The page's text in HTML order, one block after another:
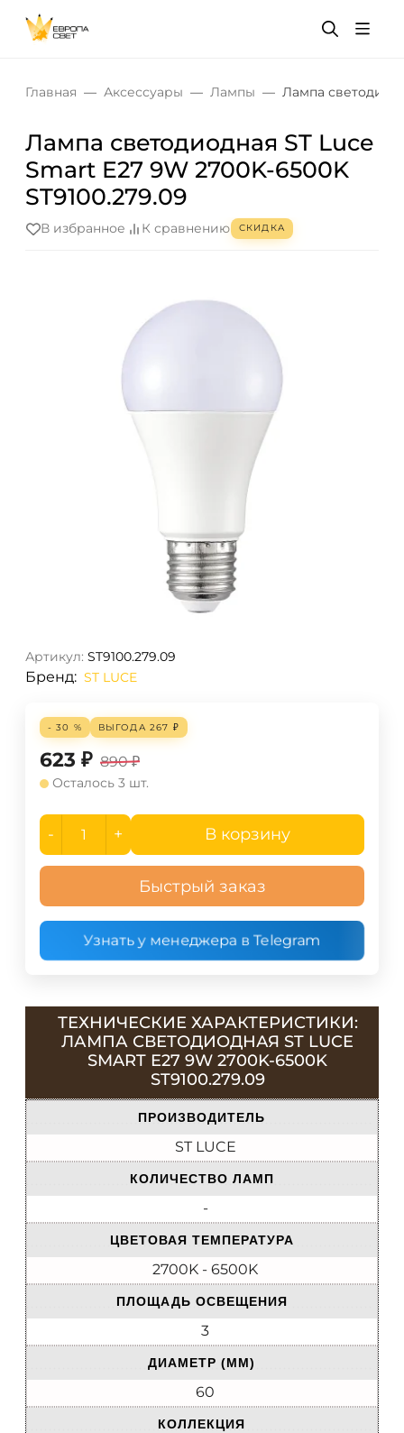
Главная Аксессуары Лампы Лампа
Лампа светодиодная ST Luce
Smart E27 9W 2700K-6500K
ST9100.279.09
В избранное К сравнению СКИДКА
Артикул: ST9100.279.09
Бренд: ST LUCE
- 30 % ВЫГОДА 267 ₽
623 ₽ 890 ₽
Осталось 3 шт.
- + В корзину
Быстрый заказ
Узнать у менеджера в Telegram
ТЕХНИЧЕСКИЕ ХАРАКТЕРИСТИКИ:
ЛАМПА СВЕТОДИОДНАЯ ST LUCE
SMART E27 9W 2700K-6500K
ST9100.279.09
ПРОИЗВОДИТЕЛЬ
ST LUCE
КОЛИЧЕСТВО ЛАМП
-
ЦВЕТОВАЯ ТЕМПЕРАТУРА
2700K - 6500K
ПЛОЩАДЬ ОСВЕЩЕНИЯ
3
ДИАМЕТР (ММ)
60
КОЛЛЕКЦИЯ